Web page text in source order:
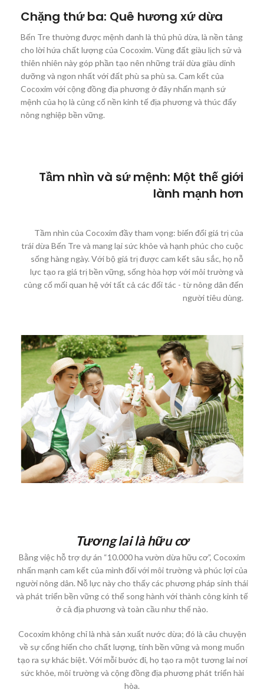
Chặng thứ ba: Quê hương xứ dừa
Bến Tre thường được mệnh danh là thủ phủ dừa, là nền tảng
cho lời hứa chất lượng của Cocoxim. Vùng đất giàu lịch sử và
thiên nhiên này góp phần tạo nên những trái dừa giàu dinh
dưỡng và ngon nhất với đất phù sa phù sa. Cam kết của
Cocoxim với cộng đồng địa phương ở đây nhấn mạnh sứ
mệnh của họ là củng cố nền kinh tế địa phương và thúc đẩy
nông nghiệp bền vững.
Tầm nhìn và sứ mệnh: Một thế giới
lành mạnh hơn
Tầm nhìn của Cocoxim đầy tham vọng: biến đổi giá trị của
trái dừa Bến Tre và mang lại sức khỏe và hạnh phúc cho cuộc
sống hàng ngày. Với bộ giá trị được cam kết sâu sắc, họ nỗ
lực tạo ra giá trị bền vững, sống hòa hợp với môi trường và
củng cố mối quan hệ với tất cả các đối tác - từ nông dân đến
người tiêu dùng.
Tương lai là hữu cơ
Bằng việc hỗ trợ dự án “10.000 ha vườn dừa hữu cơ”, Cocoxim
nhấn mạnh cam kết của mình đối với môi trường và phúc lợi của
người nông dân. Nỗ lực này cho thấy các phương pháp sinh thái
và phát triển bền vững có thể song hành với thành công kinh tế
ở cả địa phương và toàn cầu như thế nào.
Cocoxim không chỉ là nhà sản xuất nước dừa; đó là câu chuyện
về sự cống hiến cho chất lượng, tính bền vững và mong muốn
tạo ra sự khác biệt. Với mỗi bước đi, họ tạo ra một tương lai nơi
sức khỏe, môi trường và cộng đồng địa phương phát triển hài
hòa.